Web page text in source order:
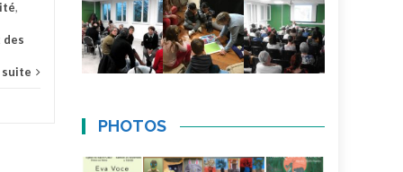
,
des
suite
PHOTOS